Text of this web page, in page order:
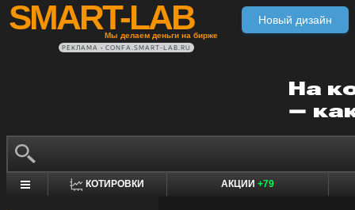
SMART-LAB
Мы делаем деньги на бирже
Новый дизайн
РЕКЛАМА • CONFA.SMART-LAB.RU
КОТИРОВКИ АКЦИИ +79